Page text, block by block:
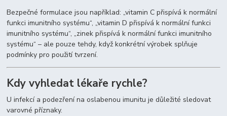
Bezpečné formulace jsou například: „vitamin C přispívá k normální
funkci imunitního systému“, „vitamin D přispívá k normální funkci
imunitního systému“, „zinek přispívá k normální funkci imunitního
systému“ – ale pouze tehdy, když konkrétní výrobek splňuje
podmínky pro použití tvrzení.
Kdy vyhledat lékaře rychle?
U infekcí a podezření na oslabenou imunitu je důležité sledovat
varovné příznaky.